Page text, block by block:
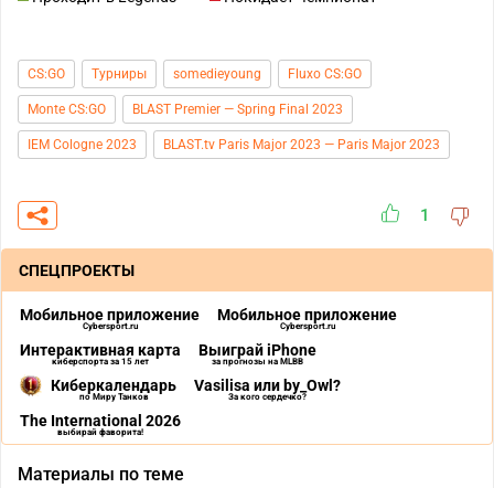
CS:GO Турниры somedieyoung Fluxo CS:GO
Monte CS:GO BLAST Premier — Spring Final 2023
IEM Cologne 2023 BLAST.tv Paris Major 2023 — Paris Major 2023
1
СПЕЦПРОЕКТЫ
Мобильное приложение
Cybersport.ru
Мобильное приложение
Cybersport.ru
Интерактивная карта
киберспорта за 15 лет
Выиграй iPhone
за прогнозы на MLBB
Киберкалендарь
по Миру Танков
Vasilisa или by_Owl?
За кого сердечко?
The International 2026
выбирай фаворита!
Материалы по теме